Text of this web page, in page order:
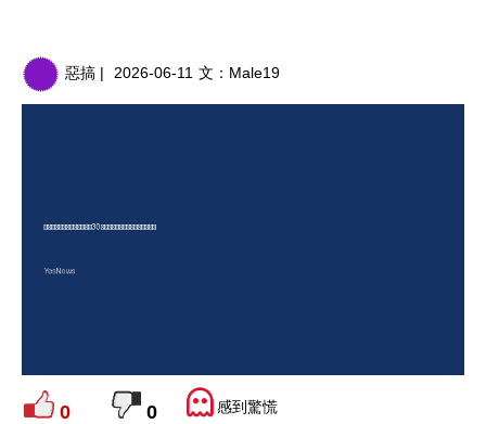
惡搞 | 2026-06-11 文： Male19
0 0 感到驚慌